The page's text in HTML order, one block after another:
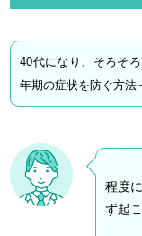
40代になり、そろそ
年期の症状を防ぐ方
程度
ず起